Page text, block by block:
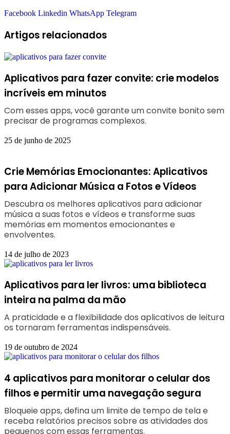
Facebook Linkedin WhatsApp Telegram
Artigos relacionados
Aplicativos para fazer convite: crie modelos
incríveis em minutos
Com esses apps, você garante um convite bonito sem
precisar de programas complexos.
25 de junho de 2025
Crie Memórias Emocionantes: Aplicativos
para Adicionar Música a Fotos e Vídeos
Descubra os melhores aplicativos para adicionar
música a suas fotos e vídeos e transforme suas
memórias em momentos emocionantes e
envolventes.
14 de julho de 2023
Aplicativos para ler livros: uma biblioteca
inteira na palma da mão
A praticidade e a flexibilidade dos aplicativos de leitura
os tornaram ferramentas indispensáveis.
19 de outubro de 2024
4 aplicativos para monitorar o celular dos
filhos e permitir uma navegação segura
Bloqueie apps, defina um limite de tempo de tela e
receba relatórios precisos sobre as atividades dos
pequenos com essas ferramentas.